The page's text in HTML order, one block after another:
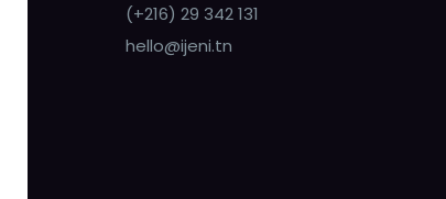
(+216) 29 342 131
hello@ijeni.tn